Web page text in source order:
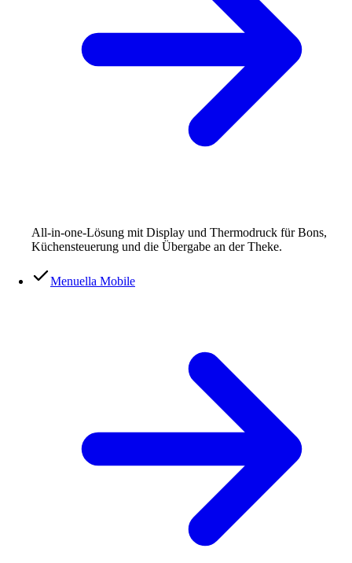
All-in-one-Lösung mit Display und Thermodruck für Bons,
Küchensteuerung und die Übergabe an der Theke.
Menuella Mobile